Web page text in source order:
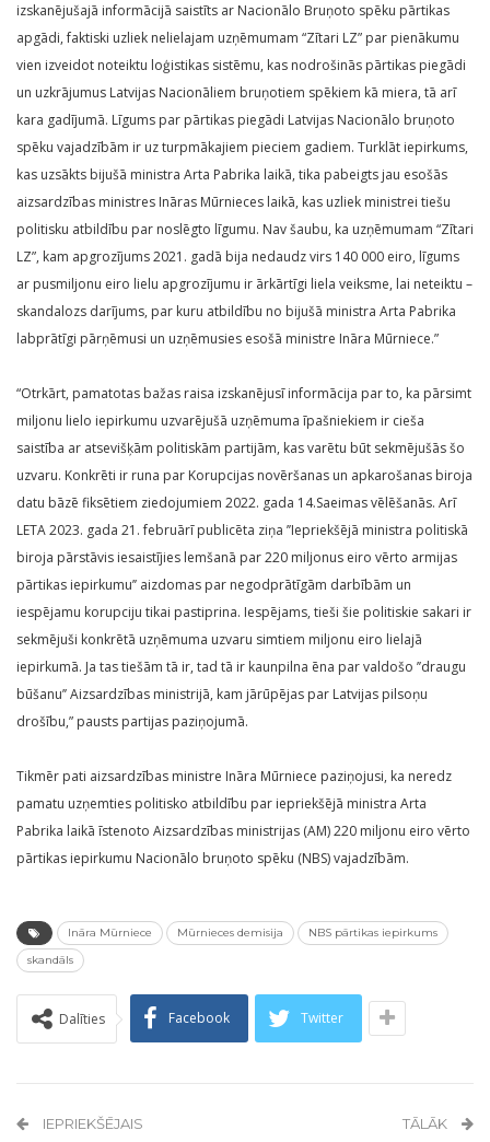
izskanējušajā informācijā saistīts ar Nacionālo Bruņoto spēku pārtikas
apgādi, faktiski uzliek nelielajam uzņēmumam “Zītari LZ” par pienākumu
vien izveidot noteiktu loģistikas sistēmu, kas nodrošinās pārtikas piegādi
un uzkrājumus Latvijas Nacionāliem bruņotiem spēkiem kā miera, tā arī
kara gadījumā. Līgums par pārtikas piegādi Latvijas Nacionālo bruņoto
spēku vajadzībām ir uz turpmākajiem pieciem gadiem. Turklāt iepirkums,
kas uzsākts bijušā ministra Arta Pabrika laikā, tika pabeigts jau esošās
aizsardzības ministres Ināras Mūrnieces laikā, kas uzliek ministrei tiešu
politisku atbildību par noslēgto līgumu. Nav šaubu, ka uzņēmumam “Zītari
LZ”, kam apgrozījums 2021. gadā bija nedaudz virs 140 000 eiro, līgums
ar pusmiljonu eiro lielu apgrozījumu ir ārkārtīgi liela veiksme, lai neteiktu –
skandalozs darījums, par kuru atbildību no bijušā ministra Arta Pabrika
labprātīgi pārņēmusi un uzņēmusies esošā ministre Ināra Mūrniece.”
“Otrkārt, pamatotas bažas raisa izskanējusī informācija par to, ka pārsimt
miljonu lielo iepirkumu uzvarējušā uzņēmuma īpašniekiem ir cieša
saistība ar atsevišķām politiskām partijām, kas varētu būt sekmējušās šo
uzvaru. Konkrēti ir runa par Korupcijas novēršanas un apkarošanas biroja
datu bāzē fiksētiem ziedojumiem 2022. gada 14.Saeimas vēlēšanās. Arī
LETA 2023. gada 21. februārī publicēta ziņa ’’Iepriekšējā ministra politiskā
biroja pārstāvis iesaistījies lemšanā par 220 miljonus eiro vērto armijas
pārtikas iepirkumu’’ aizdomas par negodprātīgām darbībām un
iespējamu korupciju tikai pastiprina. Iespējams, tieši šie politiskie sakari ir
sekmējuši konkrētā uzņēmuma uzvaru simtiem miljonu eiro lielajā
iepirkumā. Ja tas tiešām tā ir, tad tā ir kaunpilna ēna par valdošo ’’draugu
būšanu’’ Aizsardzības ministrijā, kam jārūpējas par Latvijas pilsoņu
drošību,” pausts partijas paziņojumā.
Tikmēr pati aizsardzības ministre Ināra Mūrniece paziņojusi, ka neredz
pamatu uzņemties politisko atbildību par iepriekšējā ministra Arta
Pabrika laikā īstenoto Aizsardzības ministrijas (AM) 220 miljonu eiro vērto
pārtikas iepirkumu Nacionālo bruņoto spēku (NBS) vajadzībām.
Ināra Mūrniece Mūrnieces demisija
NBS pārtikas iepirkums
skandāls
Dalīties Facebook Twitter
IEPRIEKŠĒJAIS TĀLĀK